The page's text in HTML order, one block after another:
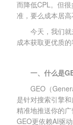
而降低CPL。但
准，要么成本居高
今天，我们
成本获取更优质的
一、什么是
GEO（
是针对搜索引擎
精准地推送你的
GEO更依赖AI驱